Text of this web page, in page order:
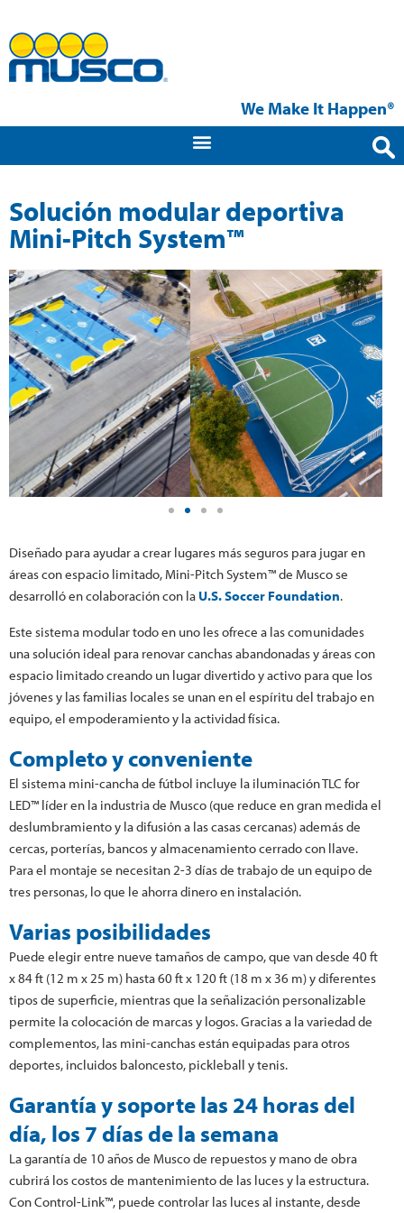
We Make It Happen®
Solución modular deportiva
Mini-Pitch System™
Diseñado para ayudar a crear lugares más seguros para jugar en
áreas con espacio limitado, Mini-Pitch System™ de Musco se
desarrolló en colaboración con la U.S. Soccer Foundation.
Este sistema modular todo en uno les ofrece a las comunidades
una solución ideal para renovar canchas abandonadas y áreas con
espacio limitado creando un lugar divertido y activo para que los
jóvenes y las familias locales se unan en el espíritu del trabajo en
equipo, el empoderamiento y la actividad física.
Completo y conveniente
El sistema mini-cancha de fútbol incluye la iluminación TLC for
LED™ líder en la industria de Musco (que reduce en gran medida el
deslumbramiento y la difusión a las casas cercanas) además de
cercas, porterías, bancos y almacenamiento cerrado con llave.
Para el montaje se necesitan 2-3 días de trabajo de un equipo de
tres personas, lo que le ahorra dinero en instalación.
Varias posibilidades
Puede elegir entre nueve tamaños de campo, que van desde 40 ft
x 84 ft (12 m x 25 m) hasta 60 ft x 120 ft (18 m x 36 m) y diferentes
tipos de superficie, mientras que la señalización personalizable
permite la colocación de marcas y logos. Gracias a la variedad de
complementos, las mini-canchas están equipadas para otros
deportes, incluidos baloncesto, pickleball y tenis.
Garantía y soporte las 24 horas del
día, los 7 días de la semana
La garantía de 10 años de Musco de repuestos y mano de obra
cubrirá los costos de mantenimiento de las luces y la estructura.
Con Control-Link™, puede controlar las luces al instante, desde